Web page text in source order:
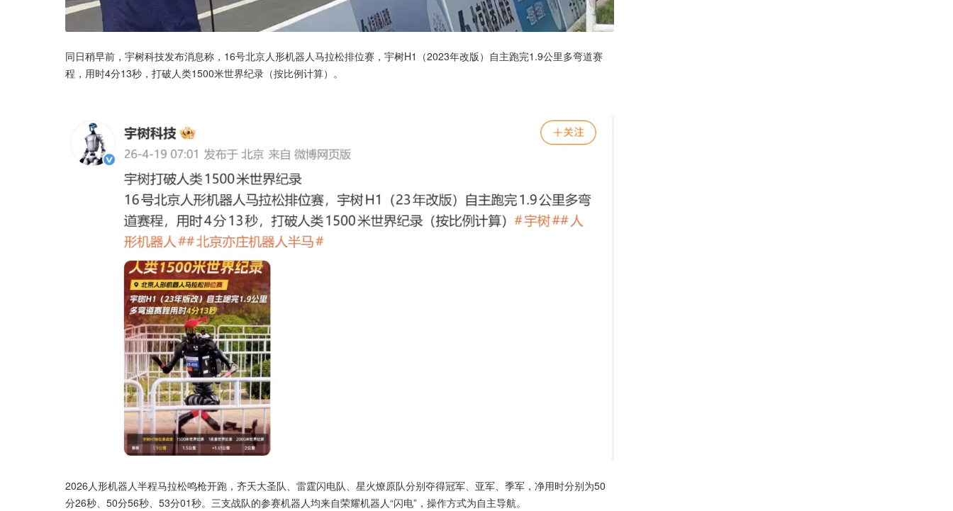
同日稍早前，宇树科技发布消息称，16号北京人形机器人马拉松排位赛，宇树H1（2023年改版）自主跑完1.9公里多弯道赛
程，用时4分13秒，打破人类1500米世界纪录（按比例计算）。
2026人形机器人半程马拉松鸣枪开跑，齐天大圣队、雷霆闪电队、星火燎原队分别夺得冠军、亚军、季军，净用时分别为50
分26秒、50分56秒、53分01秒。三支战队的参赛机器人均来自荣耀机器人“闪电”，操作方式为自主导航。